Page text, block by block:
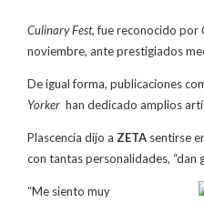
Culinary Fest, fue reconocido por
noviembre, ante prestigiados
De igual forma, publicaciones
Yorker han dedicado amplios
Plascencia dijo a ZETA sentirse
con tantas personalidades, “dan
“Me siento muy